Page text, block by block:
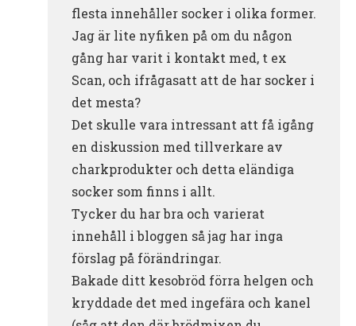
flesta innehåller socker i olika former.
Jag är lite nyfiken på om du någon
gång har varit i kontakt med, t ex
Scan, och ifrågasatt att de har socker i
det mesta?
Det skulle vara intressant att få igång
en diskussion med tillverkare av
charkprodukter och detta eländiga
socker som finns i allt.
Tycker du har bra och varierat
innehåll i bloggen så jag har inga
förslag på förändringar.
Bakade ditt kesobröd förra helgen och
kryddade det med ingefära och kanel